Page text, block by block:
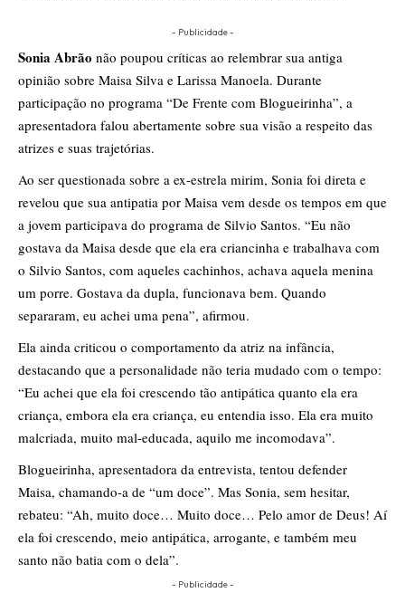
- Publicidade -
Sonia Abrão não poupou críticas ao relembrar sua antiga
opinião sobre Maisa Silva e Larissa Manoela. Durante
participação no programa “De Frente com Blogueirinha”, a
apresentadora falou abertamente sobre sua visão a respeito das
atrizes e suas trajetórias.
Ao ser questionada sobre a ex-estrela mirim, Sonia foi direta e
revelou que sua antipatia por Maisa vem desde os tempos em que
a jovem participava do programa de Silvio Santos. “Eu não
gostava da Maisa desde que ela era criancinha e trabalhava com
o Silvio Santos, com aqueles cachinhos, achava aquela menina
um porre. Gostava da dupla, funcionava bem. Quando
separaram, eu achei uma pena”, afirmou.
Ela ainda criticou o comportamento da atriz na infância,
destacando que a personalidade não teria mudado com o tempo:
“Eu achei que ela foi crescendo tão antipática quanto ela era
criança, embora ela era criança, eu entendia isso. Ela era muito
malcriada, muito mal-educada, aquilo me incomodava”.
Blogueirinha, apresentadora da entrevista, tentou defender
Maisa, chamando-a de “um doce”. Mas Sonia, sem hesitar,
rebateu: “Ah, muito doce… Muito doce… Pelo amor de Deus! Aí
ela foi crescendo, meio antipática, arrogante, e também meu
santo não batia com o dela”.
- Publicidade -